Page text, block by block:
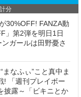
分
30%OFF! FANZA動
」第2弾を明日1日
ガールは田野憂さ
まなふぃ”こと真中ま
! 「週刊プレイボー
披露～「ビキニとか